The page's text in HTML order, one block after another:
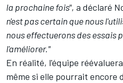
la prochaine fois", a déclaré
n'est pas certain que nous
nous effectuerons des essais
l'améliorer."
En réalité, l'équipe
même si elle pourrait encore